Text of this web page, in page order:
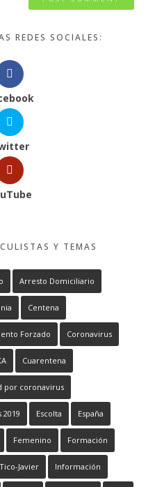
REDES SOCIALES:
Y TEMAS
Arresto Domiciliario
Centena
Forzado Coronavirus
Cuarentena
por coronavirus
Escolta España
Femenino Formación
Javier Información